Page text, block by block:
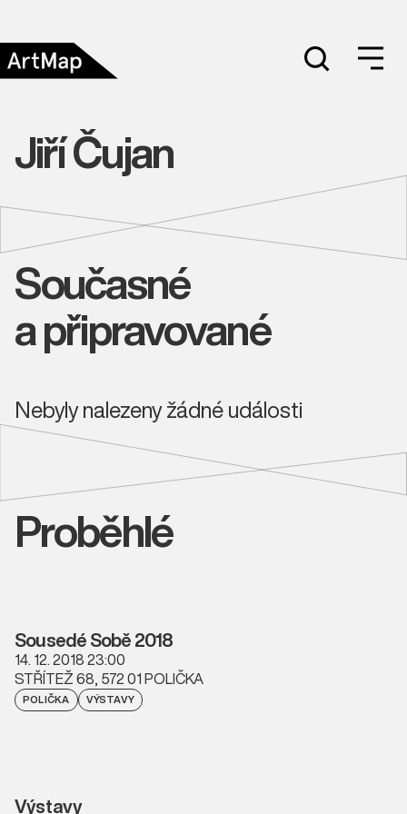
Jiří Čujan
Současné
a připravované
Nebyly nalezeny žádné události
Proběhlé
Sousedé Sobě 2018
14. 12. 2018 23:00
STŘÍTEŽ 68, 572 01 POLIČKA
POLIČKA VÝSTAVY
Výstavy